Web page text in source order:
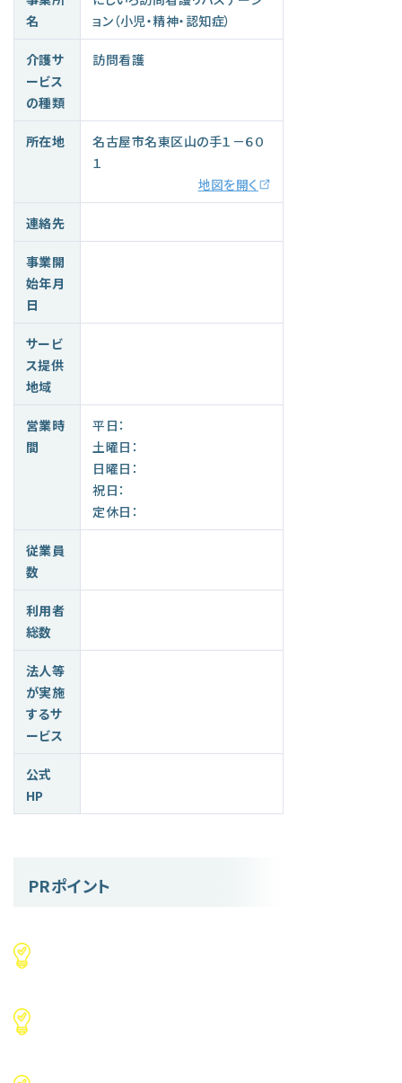
名
ョン（小児・精神・認知症）
介護サ
ービス
の種類
訪問看護
所在地
名古屋市名東区山の手１－６０
１
地図を開く
連絡先
事業開
始年月
日
サービ
ス提供
地域
営業時
間
平日：
土曜日：
日曜日：
祝日：
定休日：
従業員
数
利用者
総数
法人等
が実施
するサ
ービス
公式
HP
PRポイント